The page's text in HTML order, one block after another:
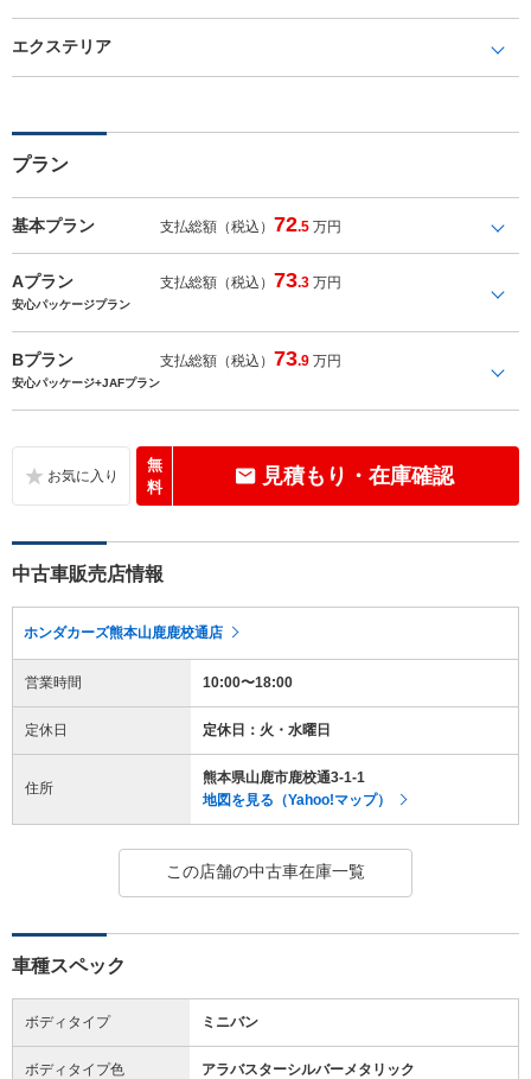
エクステリア
プラン
基本プラン 支払総額（税込） 72.5 万円
Aプラン 支払総額（税込） 73.3 万円
安心パッケージプラン
Bプラン 支払総額（税込） 73.9 万円
安心パッケージ+JAFプラン
無
料
見積もり・在庫確認
中古車販売店情報
ホンダカーズ熊本山鹿鹿校通店
営業時間 10:00〜18:00
定休日 定休日：火・水曜日
住所
熊本県山鹿市鹿校通3-1-1
地図を見る（Yahoo!マップ）
この店舗の中古車在庫一覧
車種スペック
ボディタイプ ミニバン
ボディタイプ色 アラバスターシルバーメタリック